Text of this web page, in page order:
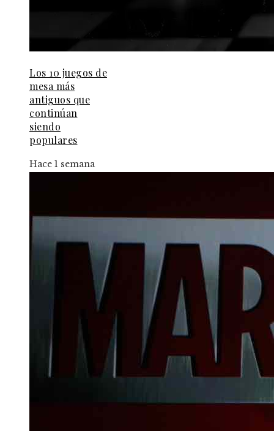
Los 10 juegos de
mesa más
antiguos que
continúan
siendo
populares
Hace 1 semana